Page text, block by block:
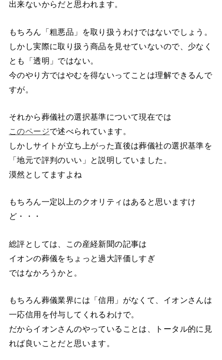
出来ないからだと思われます。
もちろん「粗悪品」を取り扱うわけではないでしょう。
しかし実際に取り扱う商品を見せていないので、少なく
とも「透明」ではない。
今のやり方ではやむを得ないってことは理解できるんで
すが。
それから葬儀社の選択基準について現在では
このページで述べられています。
しかしサイトが立ち上がった直後は葬儀社の選択基準を
「地元で評判のいい」と説明していました。
漠然としてますよね
もちろん一定以上のクオリティはあると思いますけ
ど・・・
総評としては、この産経新聞の記事は
イオンの葬儀をちょっと過大評価しすぎ
ではなかろうかと。
もちろん葬儀業界には「信用」がなくて、イオンさんは
一応信用を付与してくれるわけで。
だからイオンさんのやっていることは、トータル的に見
れば良いことだと思います。